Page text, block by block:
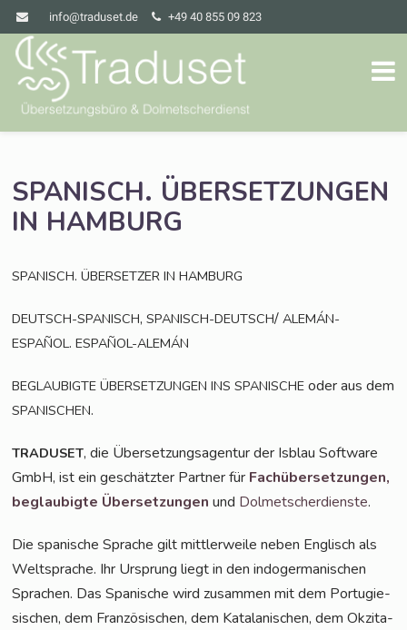
info@traduset.de +49 40 855 09 823
SPANISCH. ÜBERSETZUNGEN
IN HAMBURG
SPANISCH.ÜBERSETZER IN HAMBURG
DEUTSCH-SPANISCH,SPANISCH-DEUTSCH/ALEMÁN-
ESPAÑOL.ESPAÑOL-ALEMÁN
BEGLAUBIGTE ÜBERSETZUNGEN INS SPANISCHE oder aus dem
SPANISCHEN.
TRADUSET, die Über­set­zungs­agen­tur der Isblau Soft­ware
GmbH, ist ein geschätz­ter Part­ner für Fach­über­set­zun­gen,
beglau­big­te Über­set­zun­gen und Dol­met­scher­diens­te.
Die spa­ni­sche Spra­che gilt mitt­ler­wei­le neben Eng­lisch als
Welt­spra­che. Ihr Ursprung liegt in den indo­ger­ma­ni­schen
Spra­chen. Das Spa­ni­sche wird zusam­men mit dem Por­tu­gie­
si­schen, dem Fran­zö­si­schen, dem Kata­la­ni­schen, dem Okzita­